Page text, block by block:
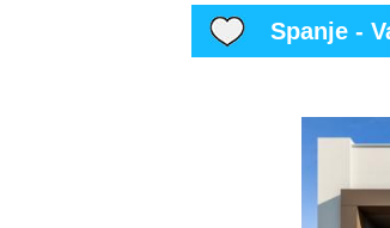
Spanje -